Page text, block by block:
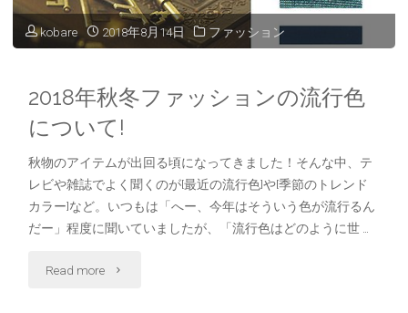
デ
ネ
ー
ト
集"
kobare 2018年8月14日 ファッション
2018年秋冬ファッションの流行色
について!
秋物のアイテムが出回る頃になってきました！そんな中、テ
レビや雑誌でよく聞くのが[最近の流行色]や[季節のトレンド
カラー]など。いつもは「へー、今年はそういう色が流行るん
だー」程度に聞いていましたが、「流行色はどのように世 …
Read more "2018